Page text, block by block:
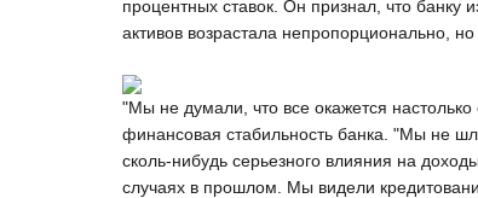
процентных ставок. Он признал, что банку
активов возрастала непропорционально,
"Мы не думали, что все окажется настолько
финансовая стабильность банка. "Мы не
сколь-нибудь серьезного влияния на
случаях в прошлом. Мы видели